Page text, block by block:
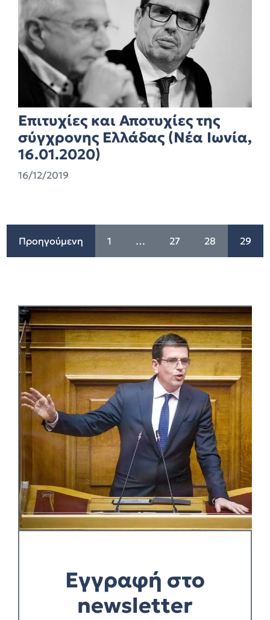
Επιτυχίες και Αποτυχίες της
σύγχρονης Ελλάδας (Νέα Ιωνία,
16.01.2020)
16/12/2019
Προηγούμενη 1 … 27 28 29
Εγγραφή στο
newsletter